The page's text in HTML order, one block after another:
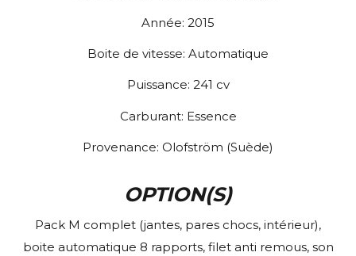
Année: 2015
Boite de vitesse: Automatique
Puissance: 241 cv
Carburant: Essence
Provenance: Olofström (Suède)
OPTION(S)
Pack M complet (jantes, pares chocs, intérieur),
boite automatique 8 rapports, filet anti remous, son